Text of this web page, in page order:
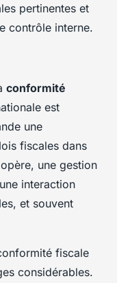
pertinentes et
contrôle interne.
conformité
est
une
fiscales dans
une gestion
interaction
et souvent
fiscale
considérables.